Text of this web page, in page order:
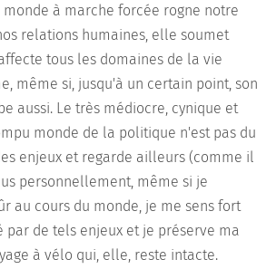
à marche forcée rogne notre
relations humaines, elle soumet
tous les domaines de la vie
même si, jusqu'à un certain point, son
aussi. Le très médiocre, cynique et
monde de la politique n'est pas du
enjeux et regarde ailleurs (comme il
personnellement, même si je
au cours du monde, je me sens fort
par de tels enjeux et je préserve ma
à vélo qui, elle, reste intacte.